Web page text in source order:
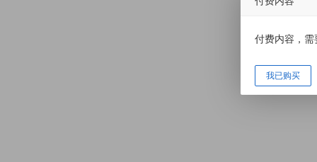
付费内容，
我已购买